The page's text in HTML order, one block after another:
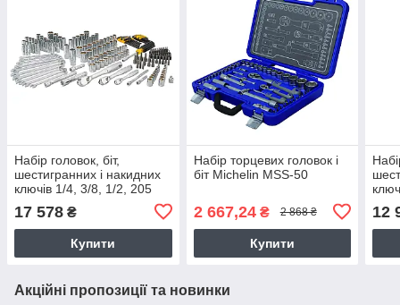
Набір головок, біт,
шестигранних і накидних
ключів 1/4, 3/8, 1/2, 205
DWMT81534-1
17 578 ₴
Купити
Набір торцевих головок і
біт Michelin MSS-50
2 667,24₴ 2 868 ₴
Купити
12
Акційні пропозиції та новинки